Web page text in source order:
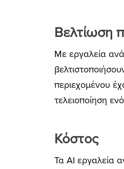
Βελτίωση
Με εργαλεία
περιεχομένου
τελειοποίηση
Κόστος
Τα AI εργαλεία